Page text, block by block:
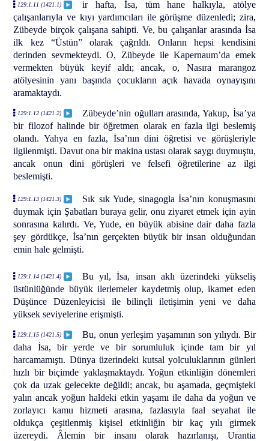
129:1.11 (1421.1)
ir hafta, İsa, tüm hane halkıyla, atölye
çalışanlarıyla ve kıyı yardımcıları ile görüşme düzenledi; zira,
Zübeyde birçok çalışana sahipti. Ve, bu çalışanlar arasında İsa
ilk kez “Üstün” olarak çağrıldı. Onların hepsi kendisini
derinden sevmekteydi. O, Zübeyde ile Kapernaum’da emek
vermekten büyük keyif aldı; ancak, o, Nasıra marangoz
atölyesinin yanı başında çocukların açık havada oynayışını
aramaktaydı.
129:1.12 (1421.2)
Zübeyde’nin oğulları arasında, Yakup, İsa’ya
bir filozof halinde bir öğretmen olarak en fazla ilgi beslemiş
olandı. Yahya en fazla, İsa’nın dini öğretisi ve görüşleriyle
ilgilenmişti. Davut ona bir makina ustası olarak saygı duymuştu,
ancak onun dini görüşleri ve felsefi öğretilerine az ilgi
beslemişti.
129:1.13 (1421.3)
Sık sık Yude, sinagogla İsa’nın konuşmasını
duymak için Şabatları buraya gelir, onu ziyaret etmek için ayin
sonrasına kalırdı. Ve, Yude, en büyük abisine dair daha fazla
şey gördükçe, İsa’nın gerçekten büyük bir insan olduğundan
emin hale gelmişti.
129:1.14 (1421.4)
Bu yıl, İsa, insan aklı üzerindeki yükseliş
üstünlüğünde büyük ilerlemeler kaydetmiş olup, ikamet eden
Düşünce Düzenleyicisi ile bilinçli iletişimin yeni ve daha
yüksek seviyelerine erişmişti.
129:1.15 (1421.5)
Bu, onun yerleşim yaşamının son yılıydı. Bir
daha İsa, bir yerde ve bir sorumluluk içinde tam bir yıl
harcamamıştı. Dünya üzerindeki kutsal yolculuklarının günleri
hızlı bir biçimde yaklaşmaktaydı. Yoğun etkinliğin dönemleri
çok da uzak gelecekte değildi; ancak, bu aşamada, geçmişteki
yalın ancak yoğun haldeki etkin yaşamı ile daha da yoğun ve
zorlayıcı kamu hizmeti arasına, fazlasıyla faal seyahat ile
oldukça çeşitlenmiş kişisel etkinliğin bir kaç yılı girmek
üzereydi. Âlemin bir insanı olarak hazırlanışı, Urantia